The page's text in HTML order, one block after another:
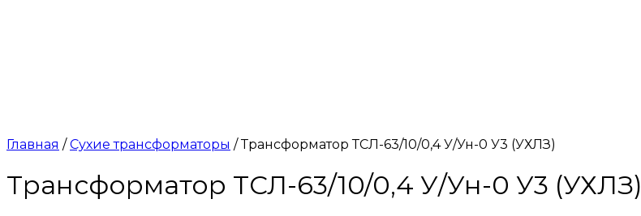
Главная /Сухие трансформаторы / Трансформатор ТСЛ-63/10/0,4 У/Ун-0 У3 (УХЛЗ)
Трансформатор ТСЛ-63/10/0,4 У/Ун-0 У3 (УХЛЗ)